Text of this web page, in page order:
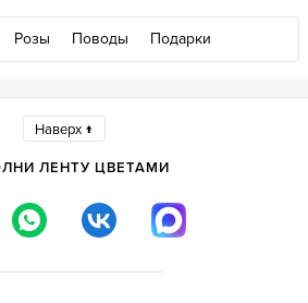
Розы Поводы Подарки
ЛЕНТУ ЦВЕТАМИ
Наверх ↑